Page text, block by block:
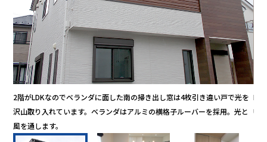
2階がLDKなのでベランダに面した南の掃き出し窓は4枚引き違い戸で光を
沢山取り入れています。ベランダはアルミの横格子ルーバーを採用。光と
風を通します。
UP